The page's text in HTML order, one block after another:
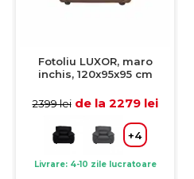
Fotoliu LUXOR, maro
inchis, 120x95x95 cm
2399 lei de la 2279 lei
+4
Livrare: 4-10 zile lucratoare